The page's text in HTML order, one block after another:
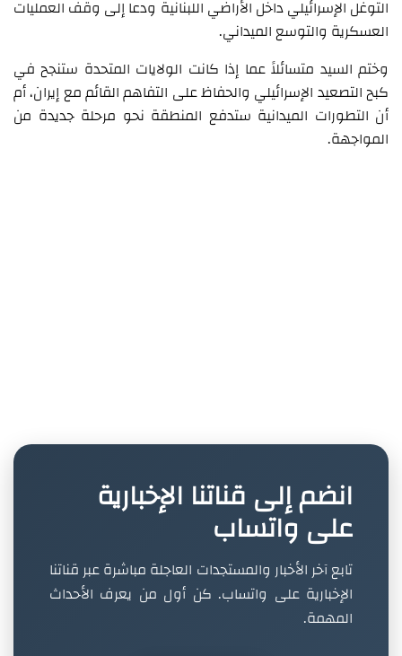
التوغل الإسرائيلي داخل الأراضي اللبنانية ودعا إلى وقف العمليات
العسكرية والتوسع الميداني.
وختم السيد متسائلاً عما إذا كانت الولايات المتحدة ستنجح في
كبح التصعيد الإسرائيلي والحفاظ على التفاهم القائم مع إيران، أم
أن التطورات الميدانية ستدفع المنطقة نحو مرحلة جديدة من
المواجهة.
انضم إلى قناتنا الإخبارية
على واتساب
تابع آخر الأخبار والمستجدات العاجلة مباشرة عبر قناتنا
الإخبارية على واتساب. كن أول من يعرف الأحداث
المهمة.